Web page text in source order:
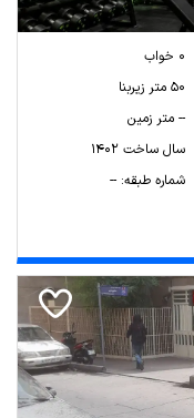
0 خواب
50 متر زیربنا
-- متر زمین
سال ساخت 1402
شماره طبقه: --